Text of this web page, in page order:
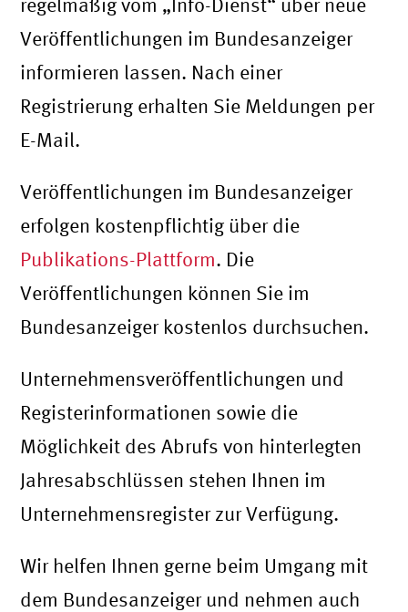
regelmäßig vom „Info-Dienst“ über neue
Veröffentlichungen im Bundesanzeiger
informieren lassen. Nach einer
Registrierung erhalten Sie Meldungen per
E-Mail.
Veröffentlichungen im Bundesanzeiger
erfolgen kostenpflichtig über die
Publikations-Plattform. Die
Veröffentlichungen können Sie im
Bundesanzeiger kostenlos durchsuchen.
Unternehmensveröffentlichungen und
Registerinformationen sowie die
Möglichkeit des Abrufs von hinterlegten
Jahresabschlüssen stehen Ihnen im
Unternehmensregister zur Verfügung.
Wir helfen Ihnen gerne beim Umgang mit
dem Bundesanzeiger und nehmen auch